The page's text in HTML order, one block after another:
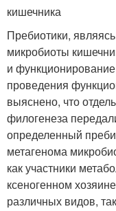
кишечника
Пребиотики,
микробиоты
и
проведения
выяснено, что
филогенеза
определенный
метагенома
как участники
ксеногенном
различных видов,